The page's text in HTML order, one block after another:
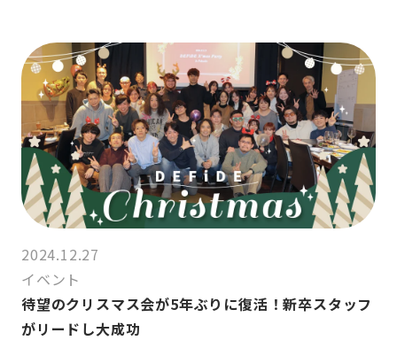
2024.12.27
イベント
待望のクリスマス会が5年ぶりに復活！新卒スタッフ
がリードし大成功